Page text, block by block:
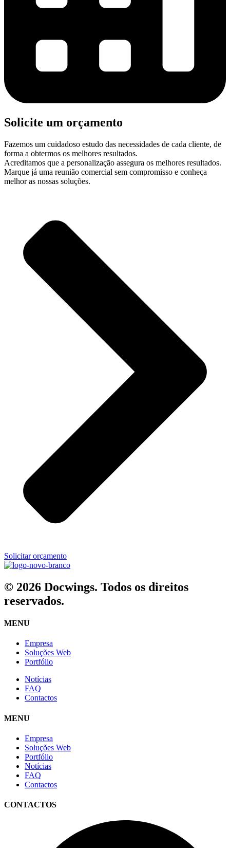
Solicite um orçamento
Fazemos um cuidadoso estudo das necessidades de cada cliente, de
forma a obtermos os melhores resultados.
Acreditamos que a personalização assegura os melhores resultados.
Marque já uma reunião comercial sem compromisso e conheça
melhor as nossas soluções.
Solicitar orçamento
© 2026 Docwings. Todos os direitos
reservados.
MENU
Empresa
Soluções Web
Portfólio
Notícias
FAQ
Contactos
MENU
Empresa
Soluções Web
Portfólio
Notícias
FAQ
Contactos
CONTACTOS